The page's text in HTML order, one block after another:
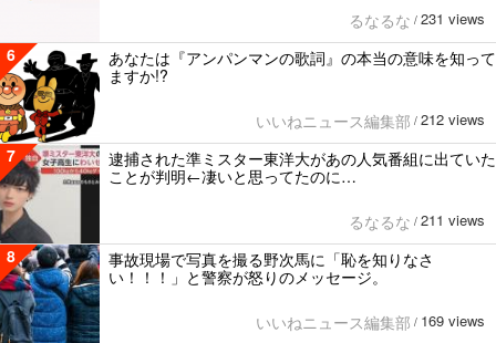
るなるな / 231 views
6
あなたは『アンパンマンの歌詞』の本当の意味を知って
ますか!?
いいねニュース編集部 / 212 views
7
逮捕された準ミスター東洋大があの人気番組に出ていた
ことが判明←凄いと思ってたのに…
るなるな / 211 views
8
事故現場で写真を撮る野次馬に「恥を知りなさ
い！！！」と警察が怒りのメッセージ。
いいねニュース編集部 / 169 views